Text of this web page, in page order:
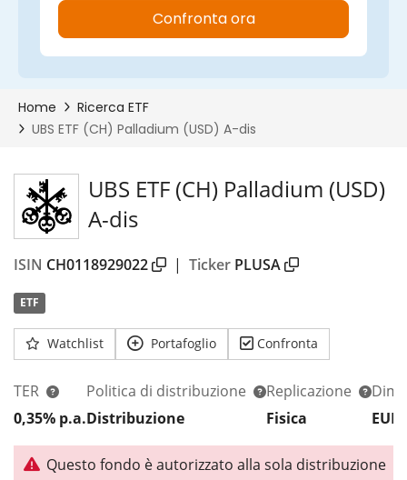
UBS ETF (CH) Palladium (USD)
A-dis
ISIN CH0118929022 | Ticker PLUSA
ETF
Watchlist Portafoglio Confronta
TER
0,35% p.a.
Politica di distribuzione
Distribuzione
Replicazione
Fisica
Questo fondo è autorizzato alla sola distribuzione